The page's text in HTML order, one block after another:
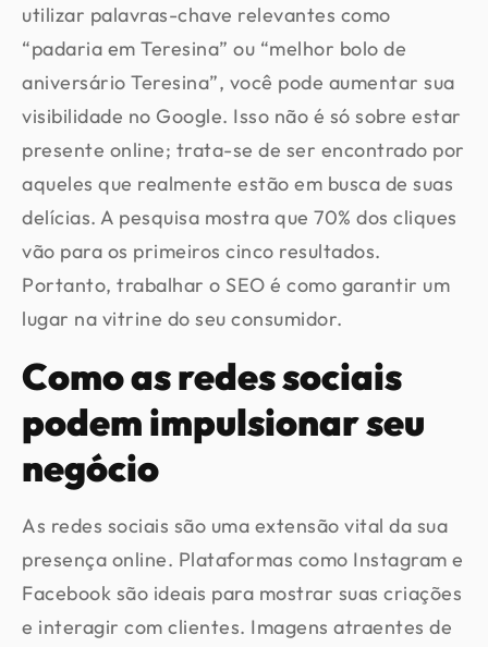
utilizar palavras-chave relevantes como
“padaria em Teresina” ou “melhor bolo de
aniversário Teresina”, você pode aumentar sua
visibilidade no Google. Isso não é só sobre estar
presente online; trata-se de ser encontrado por
aqueles que realmente estão em busca de suas
delícias. A pesquisa mostra que 70% dos cliques
vão para os primeiros cinco resultados.
Portanto, trabalhar o SEO é como garantir um
lugar na vitrine do seu consumidor.
Como as redes sociais
podem impulsionar seu
negócio
As redes sociais são uma extensão vital da sua
presença online. Plataformas como Instagram e
Facebook são ideais para mostrar suas criações
e interagir com clientes. Imagens atraentes de